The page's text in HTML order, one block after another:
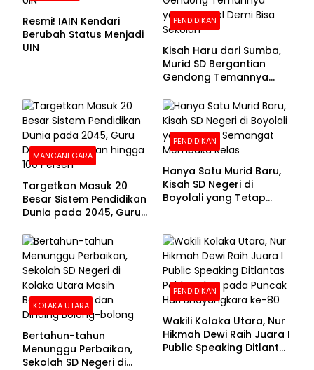
Resmi! IAIN Kendari
Berubah Status Menjadi
UIN
PENDIDIKAN
Kisah Haru dari Sumba,
Murid SD Bergantian
Gendong Temannya
Sekolah
MANCANEGARA
Targetkan Masuk 20
Besar Sistem Pendidikan
Dunia pada 2045, Guru
100 Persen
PENDIDIKAN
Hanya Satu Murid Baru,
Kisah SD Negeri di
Boyolali yang Tetap
KOLAKA UTARA
Bertahun-tahun
Menunggu Perbaikan,
Sekolah SD Negeri di
PENDIDIKAN
Wakili Kolaka Utara, Nur
Hikmah Dewi Raih Juara I
Public Speaking Ditlantas